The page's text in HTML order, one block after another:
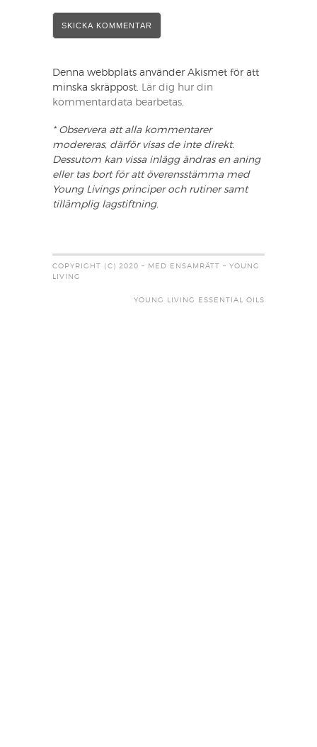
Denna webbplats använder Akismet för att
minska skräppost. Lär dig hur din
kommentardata bearbetas.
* Observera att alla kommentarer
modereras, därför visas de inte direkt.
Dessutom kan vissa inlägg ändras en aning
eller tas bort för att överensstämma med
Young Livings principer och rutiner samt
tillämplig lagstiftning.
COPYRIGHT (C) 2020 – MED ENSAMRÄTT – YOUNG
LIVING
YOUNG LIVING ESSENTIAL OILS